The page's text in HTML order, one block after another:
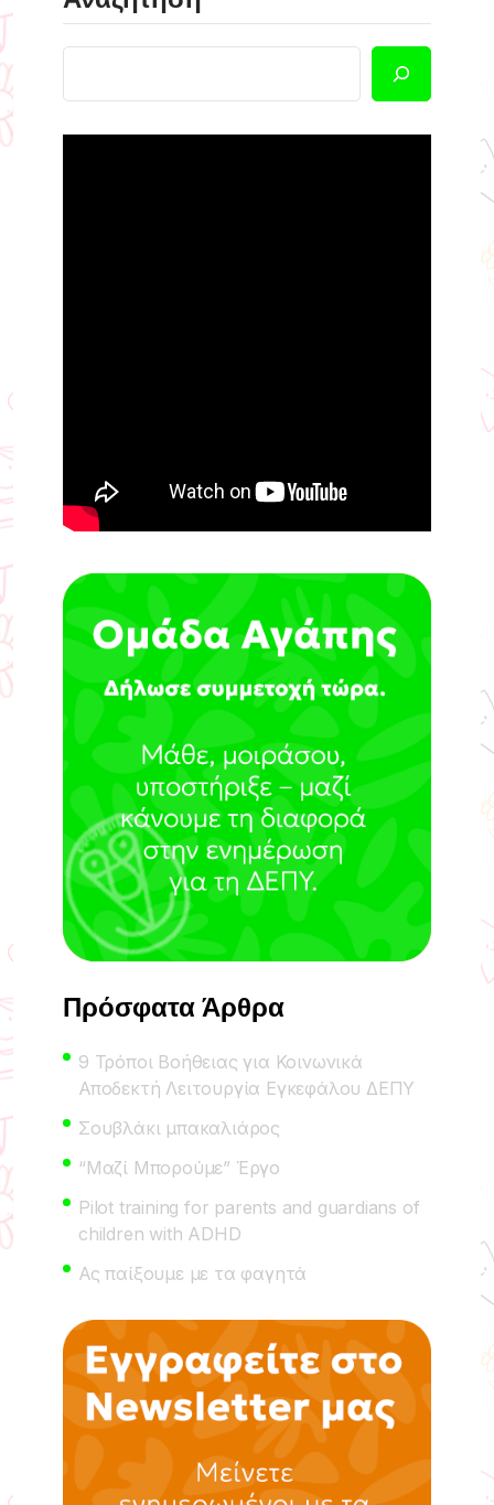
Πρόσφατα Άρθρα
9 Τρόποι Βοήθειας για Κοινωνικά
Αποδεκτή Λειτουργία Εγκεφάλου ΔΕΠΥ
Σουβλάκι μπακαλιάρος
“Μαζί Μπορούμε” Έργο
Pilot training for parents and guardians of
children with ADHD
Ας παίξουμε με τα φαγητά